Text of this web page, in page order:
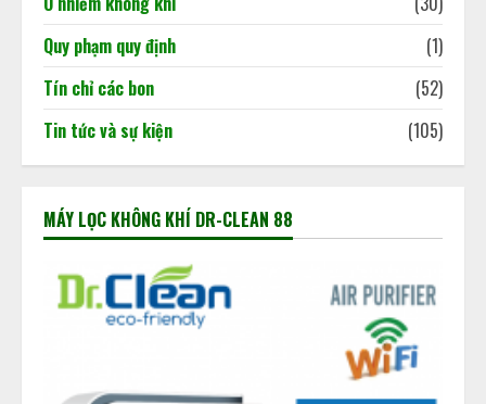
Quy phạm quy định
(1)
Tín chỉ các bon
(52)
Tin tức và sự kiện
(105)
MÁY LỌC KHÔNG KHÍ DR-CLEAN 88